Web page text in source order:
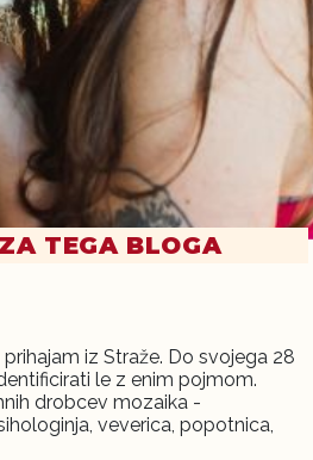
TEGA BLOGA
iz Straže. Do svojega 28
le z enim pojmom.
drobcev mozaika -
veverica, popotnica,